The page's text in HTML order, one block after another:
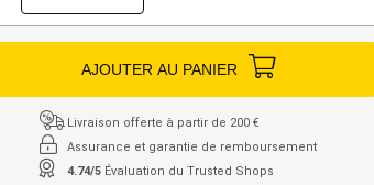
AJOUTER AU PANIER
Livraison offerte à partir de 200 €
Assurance et garantie de remboursement
4.74/5 Évaluation du Trusted Shops